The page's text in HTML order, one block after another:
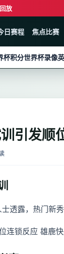
放
日赛程 焦点比赛
杯积分世界杯录像
引发顺
透露，热门新